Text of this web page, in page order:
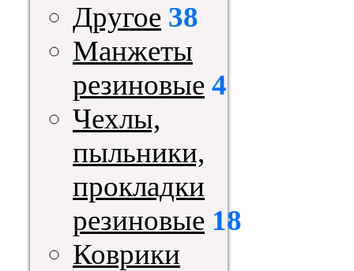
Другое 38
Манжеты
резиновые 4
Чехлы,
пыльники,
прокладки
резиновые 18
Коврики